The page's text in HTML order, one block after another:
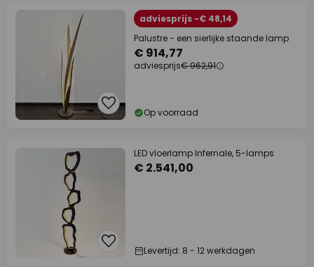
adviesprijs -€ 48,14
Palustre - een sierlijke staande lamp
€ 914,77
adviesprijs€ 962,91
Op voorraad
LED vloerlamp Infernale, 5-lamps
€ 2.541,00
Levertijd: 8 - 12 werkdagen